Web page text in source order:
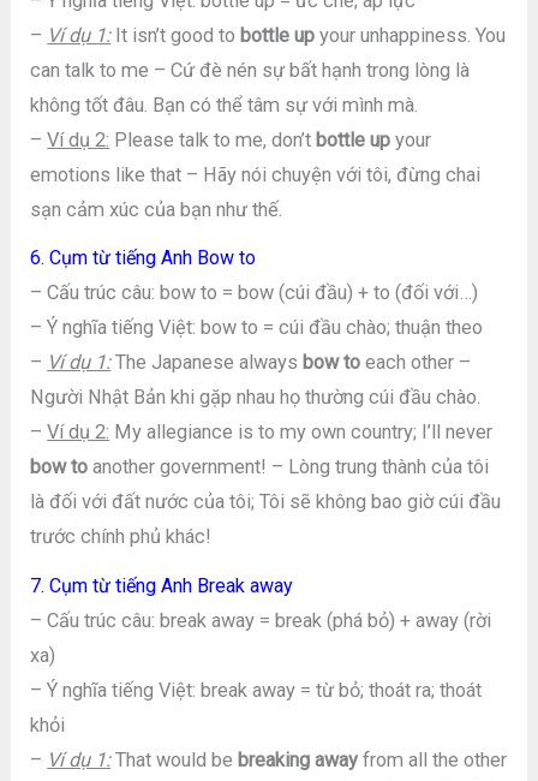
– Ví dụ 1:It isn’t good to bottle up your unhappiness. You
can talk to me – Cứ đè nén sự bất hạnh trong lòng là
không tốt đâu. Bạn có thể tâm sự với mình mà.
–Ví dụ 2: Please talk to me, don’t bottle up your
emotions like that – Hãy nói chuyện với tôi, đừng chai
sạn cảm xúc của bạn như thế.
6. Cụm từ tiếng Anh Bow to
– Cấu trúc câu: bow to = bow (cúi đầu) + to (đối với…)
– Ý nghĩa tiếng Việt: bow to = cúi đầu chào; thuận theo
– Ví dụ 1:The Japanese always bow to each other –
Người Nhật Bản khi gặp nhau họ thường cúi đầu chào.
–Ví dụ 2: My allegiance is to my own country; I’ll never
bow to another government! – Lòng trung thành của tôi
là đối với đất nước của tôi; Tôi sẽ không bao giờ cúi đầu
trước chính phủ khác!
7. Cụm từ tiếng Anh Break away
– Cấu trúc câu: break away = break (phá bỏ) + away (rời
xa)
– Ý nghĩa tiếng Việt: break away = từ bỏ; thoát ra; thoát
khỏi
– Ví dụ 1:That would be breaking away from all the other